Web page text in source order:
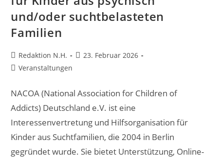
und/oder suchtbelasteten
Familien
Beitrags-
Autor:
Redaktion N.H.
Beitrag
23. Februar 2026
Beitrags-
Veranstaltungen
NACOA (National Association for Children of
Addicts) Deutschland e.V. ist eine
Interessenvertretung und Hilfsorganisation für
Kinder aus Suchtfamilien, die 2004 in Berlin
gegründet wurde. Sie bietet Unterstützung, Online-